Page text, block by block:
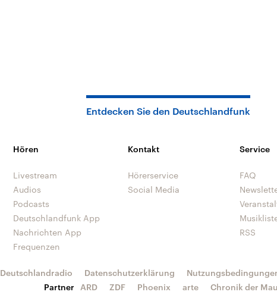
Entdecken Sie den Deutschlandfunk
Hören
Livestream
Audios
Podcasts
Deutschlandfunk App
Nachrichten App
Frequenzen
Kontakt
Hörerservice
Social Media
Service
FAQ
RSS
Deutschlandradio Datenschutzerklärung
Partner
ARD ZDF Phoenix arte Chronik der